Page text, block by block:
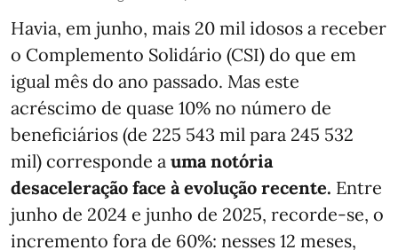
Havia, em junho, mais 20 mil idosos a receber
o Complemento Solidário (CSI) do que em
igual mês do ano passado. Mas este
acréscimo de quase 10% no número de
beneficiários (de 225 543 mil para 245 532
mil) corresponde a uma notória
desaceleração face à evolução recente. Entre
junho de 2024 e junho de 2025, recorde-se, o
incremento fora de 60%: nesses 12 meses,